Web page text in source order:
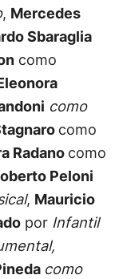
, Mercedes
Sbaraglia
como
como
como
Radano como
Peloni
, Mauricio
porInfantil
como